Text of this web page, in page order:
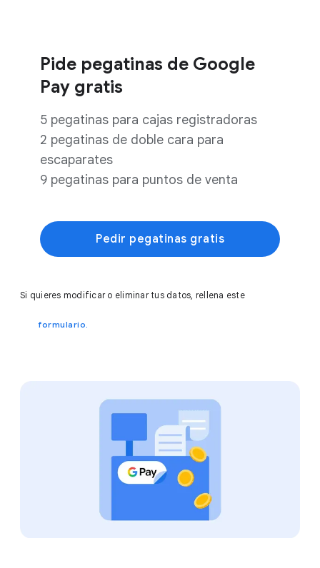
Pide pegatinas de Google
Pay gratis
5 pegatinas para cajas registradoras
2 pegatinas de doble cara para
escaparates
9 pegatinas para puntos de venta
Pedir pegatinas gratis
Si quieres modificar o eliminar tus datos, rellena este
formulario.